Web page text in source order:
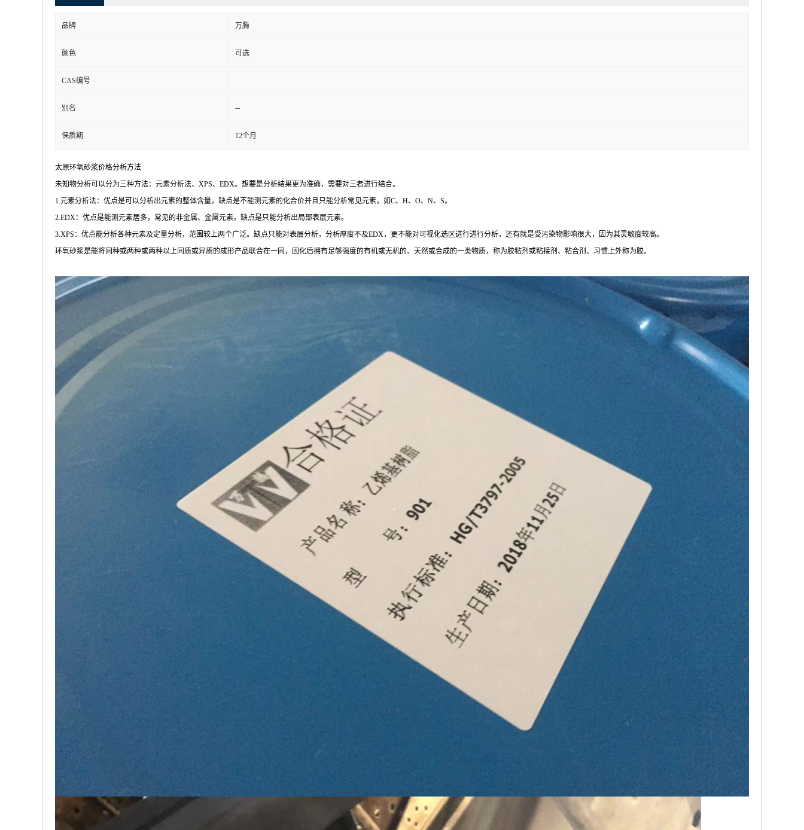
品牌 万腾
颜色 可选
CAS编号
别名 --
保质期 12个月
太原环氧砂浆价格分析方法
未知物分析可以分为三种方法：元素分析法、XPS、EDX。想要是分析结果更为准确，需要对三者进行结合。
1.元素分析法：优点是可以分析出元素的整体含量，缺点是不能测元素的化合价并且只能分析常见元素，如C、H、O、N、S。
2.EDX：优点是能测元素居多，常见的非金属、金属元素，缺点是只能分析出局部表层元素。
3.XPS：优点能分析各种元素及定量分析，范围较上两个广泛。缺点只能对表层分析，分析厚度不及EDX，更不能对可视化选区进行进行分析，还有就是受污染物影响很大，因为其灵敏度较高。
环氧砂浆是能将同种或两种或两种以上同质或异质的成形产品联合在一同，固化后拥有足够强度的有机或无机的、天然或合成的一类物质，称为胶粘剂或粘接剂、粘合剂、习惯上外称为胶。